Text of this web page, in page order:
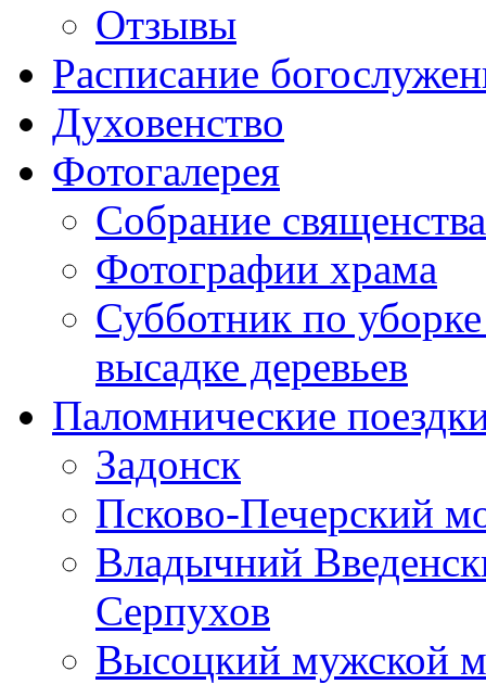
Отзывы
Расписание
Духовенство
Фотогалерея
Собрание
Фотографии храма
Субботник по
высадке деревьев
Паломнические
Задонск
Псково-Печерский
Владычний
Серпухов
Высоцкий мужской